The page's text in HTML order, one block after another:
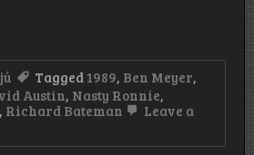
Tagged 1989, Ben Meyer,
Austin, Nasty Ronnie,
, Richard Bateman
Leave a